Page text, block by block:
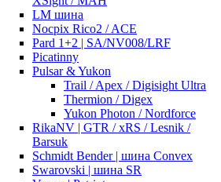
LM шина
Nocpix Rico2 / ACE
Pard 1+2 | SA/NV008/LRF
Picatinny
Pulsar & Yukon
Trail / Apex / Digisight Ultra
Thermion / Digex
Yukon Photon / Nordforce
RikaNV | GTR / xRS / Lesnik /
Barsuk
Schmidt Bender | шина Convex
Swarovski | шина SR